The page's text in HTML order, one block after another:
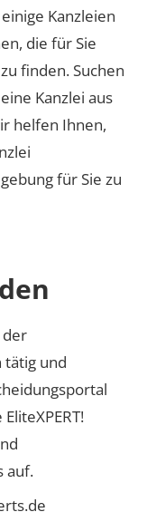
Kanzleien
die für Sie
finden. Suchen
Kanzlei aus
helfen Ihnen,
für Sie zu
der
tätig und
auf.